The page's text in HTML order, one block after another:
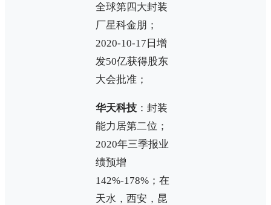
全球第四大封装
厂星科金朋；
2020-10-17日增
发50亿获得股东
大会批准；
华天科技 ：封装
能力居第二位；
2020年三季报业
绩预增
142%-178%；在
天水，西安，昆